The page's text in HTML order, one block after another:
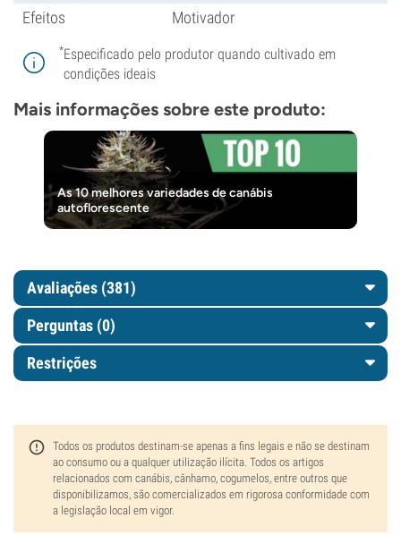
Efeitos
Motivador
*Especificado pelo produtor quando cultivado em
condições ideais
Mais informações sobre este produto:
As 10 melhores variedades de canábis
autoflorescente
Avaliações (381)
Perguntas (0)
Restrições
Todos os produtos destinam-se apenas a fins legais e não se destinam
ao consumo ou a qualquer utilização ilícita. Todos os artigos
relacionados com canábis, cânhamo, cogumelos, entre outros que
disponibilizamos, são comercializados em rigorosa conformidade com
a legislação local em vigor.